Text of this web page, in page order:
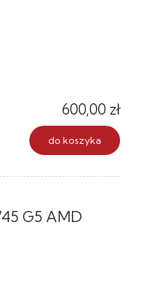
600,00 zł
do koszyka
G5 AMD